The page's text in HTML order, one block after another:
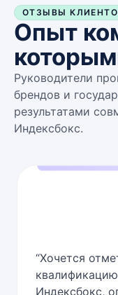
ОТЗЫВЫ
Опыт
Руководители
брендов и
результатами
Индексбокс.
“Хочется
Индексбокс,